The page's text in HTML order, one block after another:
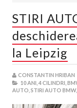
STIRI
la Leipzig
CONSTANTIN HRIBAN
10 ANI, 4 CILINDRI,
AUTO, STIRI AUTO BMW,